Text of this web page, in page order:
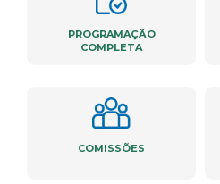
PROGRAMAÇÃO
COMPLETA
COMISSÕES